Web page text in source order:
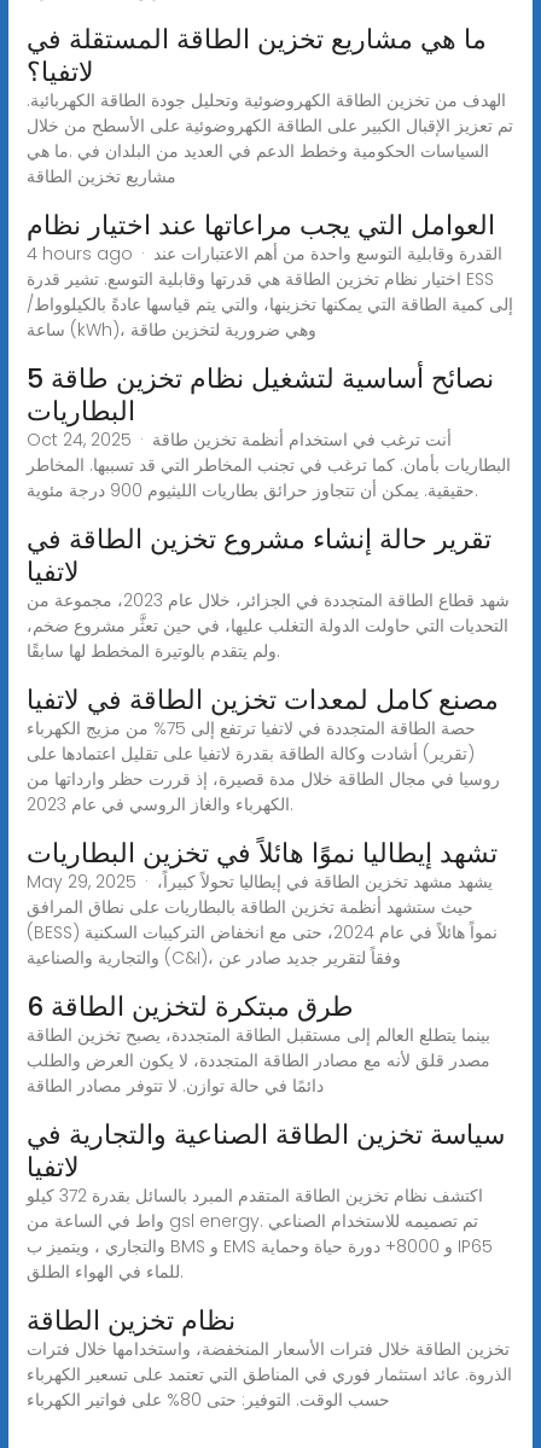
ما هي مشاريع تخزين الطاقة المستقلة في
لاتفيا؟
الهدف من تخزين الطاقة الكهروضوئية وتحليل جودة الطاقة الكهربائية.
تم تعزيز الإقبال الكبير على الطاقة الكهروضوئية على الأسطح من خلال
السياسات الحكومية وخطط الدعم في العديد من البلدان في .ما هي
مشاريع تخزين الطاقة
العوامل التي يجب مراعاتها عند اختيار نظام
4 hours ago · القدرة وقابلية التوسع واحدة من أهم الاعتبارات عند
اختيار نظام تخزين الطاقة هي قدرتها وقابلية التوسع. تشير قدرة ESS
إلى كمية الطاقة التي يمكنها تخزينها، والتي يتم قياسها عادةً بالكيلوواط/
ساعة (kWh)، وهي ضرورية لتخزين طاقة
5 نصائح أساسية لتشغيل نظام تخزين طاقة
البطاريات
Oct 24, 2025 · أنت ترغب في استخدام أنظمة تخزين طاقة
البطاريات بأمان. كما ترغب في تجنب المخاطر التي قد تسببها. المخاطر
حقيقية. يمكن أن تتجاوز حرائق بطاريات الليثيوم 900 درجة مئوية.
تقرير حالة إنشاء مشروع تخزين الطاقة في
لاتفيا
شهد قطاع الطاقة المتجددة في الجزائر، خلال عام 2023، مجموعة من
التحديات التي حاولت الدولة التغلب عليها، في حين تعثَّر مشروع ضخم،
ولم يتقدم بالوتيرة المخطط لها سابقًا.
مصنع كامل لمعدات تخزين الطاقة في لاتفيا
حصة الطاقة المتجددة في لاتفيا ترتفع إلى 75% من مزيج الكهرباء
(تقرير) أشادت وكالة الطاقة بقدرة لاتفيا على تقليل اعتمادها على
روسيا في مجال الطاقة خلال مدة قصيرة، إذ قررت حظر وارداتها من
الكهرباء والغاز الروسي في عام 2023.
تشهد إيطاليا نموًا هائلاً في تخزين البطاريات
May 29, 2025 · يشهد مشهد تخزين الطاقة في إيطاليا تحولاً كبيراً،
حيث ستشهد أنظمة تخزين الطاقة بالبطاريات على نطاق المرافق
(BESS) نمواً هائلاً في عام 2024، حتى مع انخفاض التركيبات السكنية
والتجارية والصناعية (C&I)، وفقاً لتقرير جديد صادر عن
6 طرق مبتكرة لتخزين الطاقة
بينما يتطلع العالم إلى مستقبل الطاقة المتجددة، يصبح تخزين الطاقة
مصدر قلق لأنه مع مصادر الطاقة المتجددة، لا يكون العرض والطلب
دائمًا في حالة توازن. لا تتوفر مصادر الطاقة
سياسة تخزين الطاقة الصناعية والتجارية في
لاتفيا
اكتشف نظام تخزين الطاقة المتقدم المبرد بالسائل بقدرة 372 كيلو
واط في الساعة من gsl energy. تم تصميمه للاستخدام الصناعي
والتجاري ، ويتميز ب BMS و EMS و 8000+ دورة حياة وحماية IP65
للماء في الهواء الطلق.
نظام تخزين الطاقة
تخزين الطاقة خلال فترات الأسعار المنخفضة، واستخدامها خلال فترات
الذروة. عائد استثمار فوري في المناطق التي تعتمد على تسعير الكهرباء
حسب الوقت. التوفير: حتى 80% على فواتير الكهرباء